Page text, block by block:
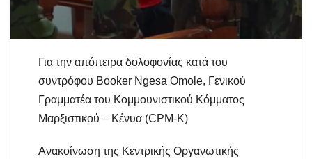
Για την απόπειρα δολοφονίας κατά του
συντρόφου Booker Ngesa Omole, Γενικού
Γραμματέα του Κομμουνιστικού Κόμματος
Μαρξιστικού – Κένυα (CPM-K)
Ανακοίνωση της Κεντρικής Οργανωτικής